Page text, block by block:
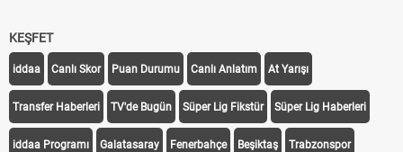
KEŞFET
iddaa Canlı Skor Puan Durumu Canlı Anlatım At Yarışı
Transfer Haberleri TV'de Bugün Süper Lig Fikstür Süper Lig Haberleri
iddaa Programı Galatasaray Fenerbahçe Beşiktaş Trabzonspor